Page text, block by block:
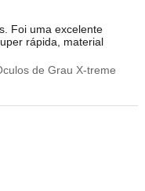
Foi uma excelente
rápida, material
de Grau X-treme